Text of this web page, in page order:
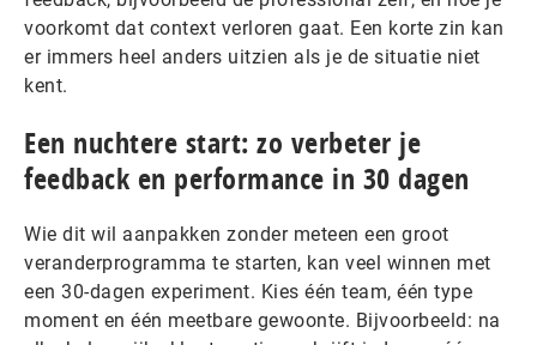
voorkomt dat context verloren gaat. Een korte zin kan
er immers heel anders uitzien als je de situatie niet
kent.
Een nuchtere start: zo verbeter je
feedback en performance in 30 dagen
Wie dit wil aanpakken zonder meteen een groot
veranderprogramma te starten, kan veel winnen met
een 30-dagen experiment. Kies één team, één type
moment en één meetbare gewoonte. Bijvoorbeeld: na